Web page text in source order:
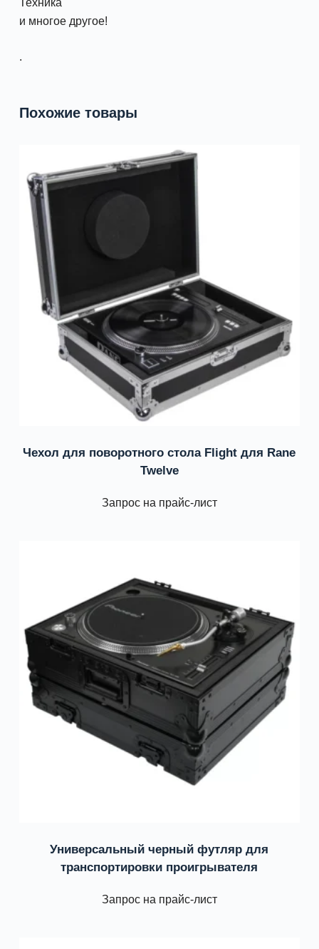
Техника
и многое другое!
.
Похожие товары
Чехол для поворотного стола Flight для Rane
Twelve
Запрос на прайс-лист
Универсальный черный футляр для
транспортировки проигрывателя
Запрос на прайс-лист